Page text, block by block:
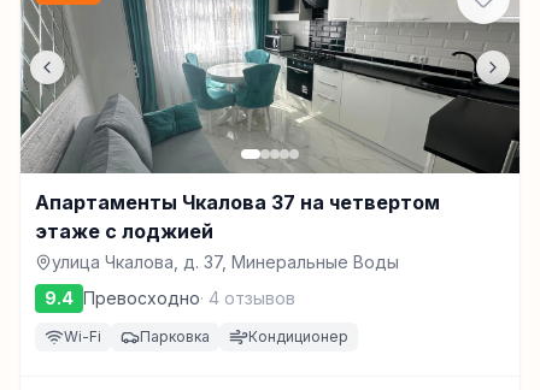
Апартаменты Чкалова 37 на четвертом
этаже с лоджией
улица Чкалова, д. 37, Минеральные Воды
9.4 Превосходно· 4 отзывов
Wi-Fi Парковка Кондиционер